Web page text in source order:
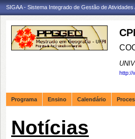
SIGAA - Sistema Integrado de Gestão de Atividades
http://
Programa Ensino Calendário
Notícias